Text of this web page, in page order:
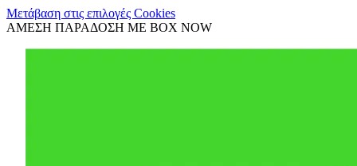
Μετάβαση στις επιλογές Cookies
ΑΜΕΣΗ ΠΑΡΑΔΟΣΗ ΜΕ BOX NOW